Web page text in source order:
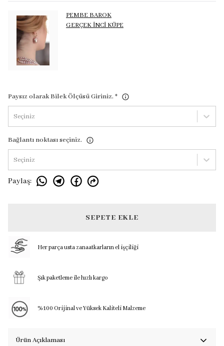
PEMBE BAROK
GERÇEK İNCİ KÜPE
Paysız olarak Bilek Ölçüsü Giriniz. *
Seçiniz
Bağlantı noktası seçiniz.
Seçiniz
Paylaş:
SEPETE EKLE
Her parça usta zanaatkarların el işçiliği
Şık paketleme ile hızlı kargo
%100 Orijinal ve Yüksek Kaliteli Malzeme
Ürün Açıklaması